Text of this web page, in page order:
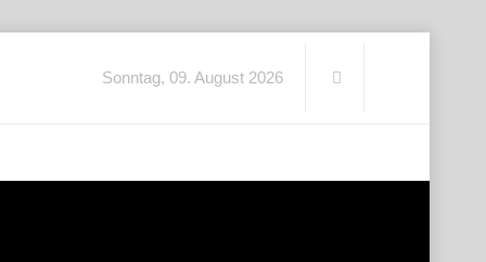
Sonntag, 09. August 2026